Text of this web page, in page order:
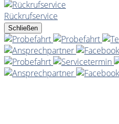
Rückrufservice
Schließen